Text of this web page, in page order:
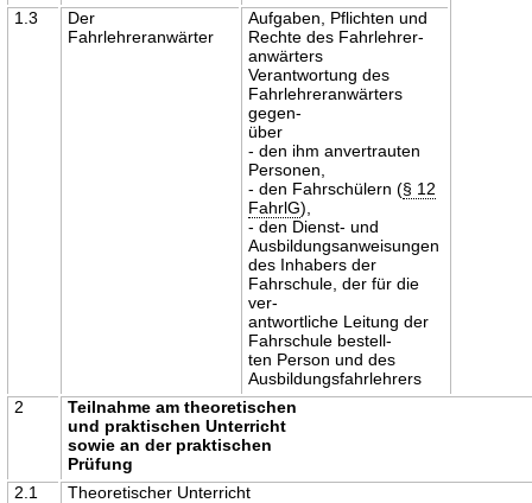
1.3
Der
Fahrlehreranwärter
Aufgaben, Pflichten und
Rechte des Fahrlehrer-
anwärters
Verantwortung des
Fahrlehreranwärters
gegen-
über
- den ihm anvertrauten
Personen,
- den Fahrschülern (§ 12
FahrlG),
- den Dienst- und
Ausbildungsanweisungen
des Inhabers der
Fahrschule, der für die
ver-
antwortliche Leitung der
Fahrschule bestell-
ten Person und des
Ausbildungsfahrlehrers
2
Teilnahme am theoretischen
und praktischen Unterricht
sowie an der praktischen
Prüfung
2.1
Theoretischer Unterricht